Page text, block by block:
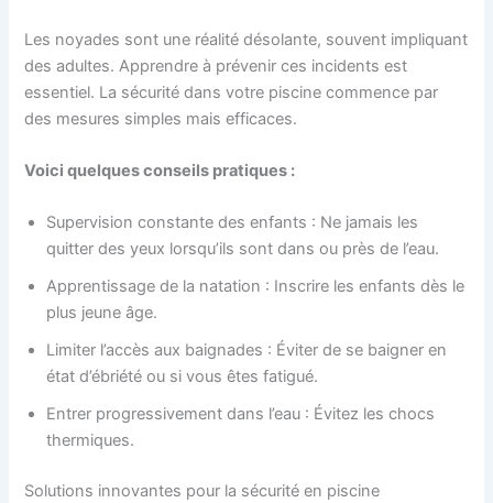
Les noyades sont une réalité désolante, souvent impliquant
des adultes. Apprendre à prévenir ces incidents est
essentiel. La sécurité dans votre piscine commence par
des mesures simples mais efficaces.
Voici quelques conseils pratiques :
Supervision constante des enfants : Ne jamais les
quitter des yeux lorsqu’ils sont dans ou près de l’eau.
Apprentissage de la natation : Inscrire les enfants dès le
plus jeune âge.
Limiter l’accès aux baignades : Éviter de se baigner en
état d’ébriété ou si vous êtes fatigué.
Entrer progressivement dans l’eau : Évitez les chocs
thermiques.
Solutions innovantes pour la sécurité en piscine